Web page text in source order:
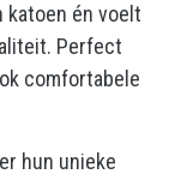
katoen én voelt
Perfect
comfortabele
hun unieke